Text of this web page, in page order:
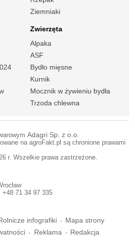
Ziemniaki
Zwierzęta
Alpaka
ASF
Bydło mięsne
Kurnik
Mocznik w żywieniu bydła
Trzoda chlewna
Adagri Sp. z o.o.
na agroFakt.pl są chronione prawami
r. Wszelkie prawa zastrzeżone.
+48 71 34 97 335
infografiki
Mapa strony
Reklama Redakcja